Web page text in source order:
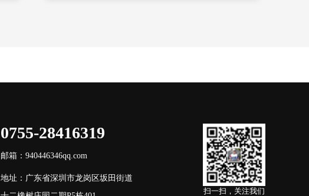
0755-28416319
邮箱：940446346qq.com
地址：广东省深圳市龙岗区坂田街道
扫一扫，关注我们